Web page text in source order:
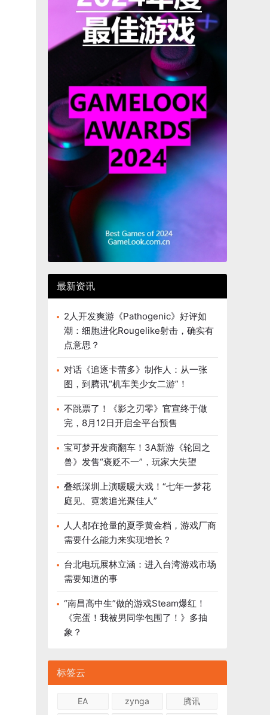
最新资讯
2人开发爽游《Pathogenic》好评如
潮：细胞进化Rougelike射击，确实有
点意思？
对话《追逐卡蕾多》制作人：从一张
图，到腾讯“机车美少女二游”！
不跳票了！《影之刃零》官宣终于做
完，8月12日开启全平台预售
宝可梦开发商翻车！3A新游《轮回之
兽》发售“褒贬不一”，玩家大失望
叠纸深圳上演暖暖大戏！“七年一梦花
庭见、霓裳追光聚佳人”
人人都在抢量的夏季黄金档，游戏厂商
需要什么能力来实现增长？
台北电玩展林立涵：进入台湾游戏市场
需要知道的事
“南昌高中生”做的游戏Steam爆红！
《完蛋！我被男同学包围了！》多抽
象？
标签云
EA zynga
腾讯